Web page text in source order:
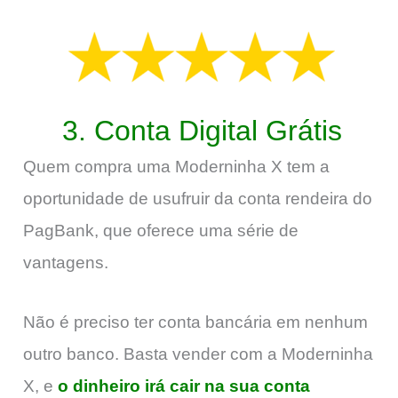
3. Conta Digital Grátis
Quem compra uma Moderninha X tem a
oportunidade de usufruir da conta rendeira do
PagBank, que oferece uma série de
vantagens.
Não é preciso ter conta bancária em nenhum
outro banco. Basta vender com a Moderninha
X, e o dinheiro irá cair na sua conta